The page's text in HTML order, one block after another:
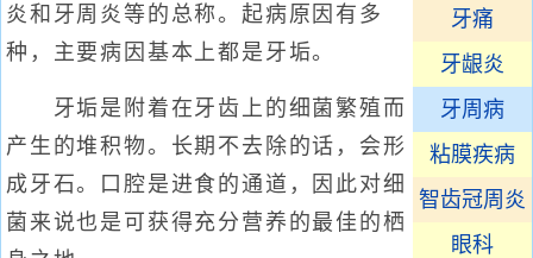
牙痛
牙龈炎
牙周病
粘膜疾病
智齿冠周炎
眼科
炎和牙周炎等的总称。起病原因有多
种，主要病因基本上都是牙垢。
牙垢是附着在牙齿上的细菌繁殖而
产生的堆积物。长期不去除的话，会形
成牙石。口腔是进食的通道，因此对细
菌来说也是可获得充分营养的最佳的栖